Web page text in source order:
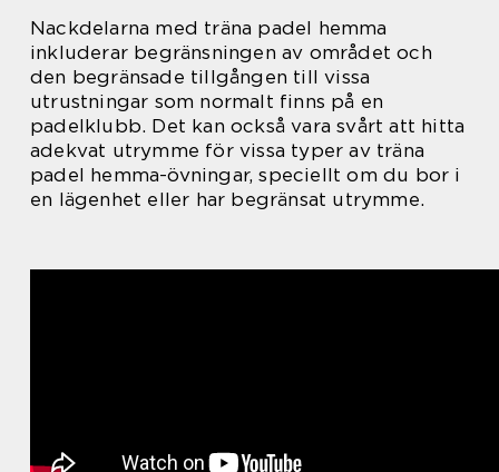
Nackdelarna med träna padel hemma
inkluderar begränsningen av området och
den begränsade tillgången till vissa
utrustningar som normalt finns på en
padelklubb. Det kan också vara svårt att hitta
adekvat utrymme för vissa typer av träna
padel hemma-övningar, speciellt om du bor i
en lägenhet eller har begränsat utrymme.